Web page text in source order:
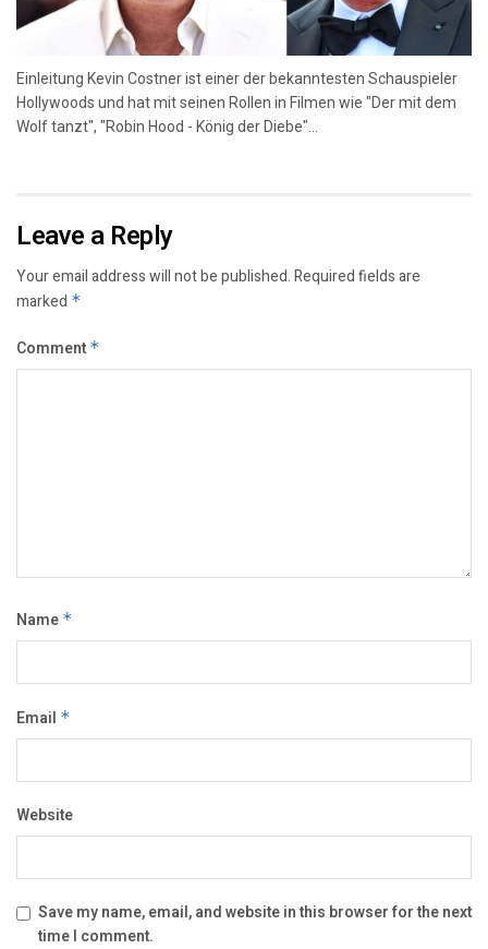
Einleitung Kevin Costner ist einer der bekanntesten Schauspieler
Hollywoods und hat mit seinen Rollen in Filmen wie "Der mit dem
Wolf tanzt", "Robin Hood - König der Diebe"...
Leave a Reply
Your email address will not be published.Required fields are
marked *
Comment *
Name *
Email *
Website
Save my name, email, and website in this browser for the next
time I comment.